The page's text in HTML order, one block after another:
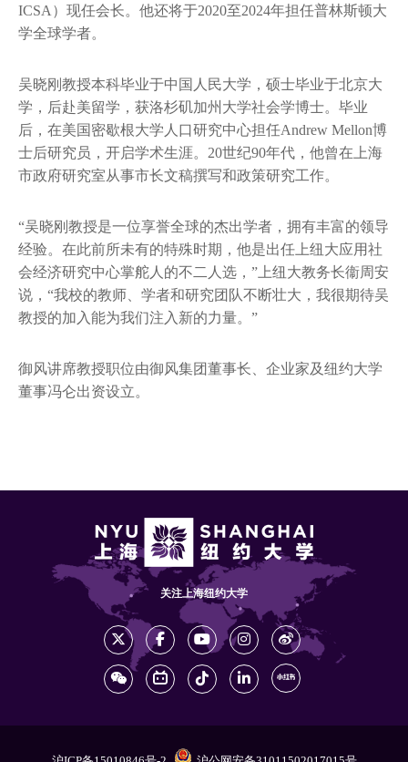
ICSA）现任会长。他还将于2020至2024年担任普林斯顿大
学全球学者。
吴晓刚教授本科毕业于中国人民大学，硕士毕业于北京大
学，后赴美留学，获洛杉矶加州大学社会学博士。毕业
后，在美国密歇根大学人口研究中心担任Andrew Mellon博
士后研究员，开启学术生涯。20世纪90年代，他曾在上海
市政府研究室从事市长文稿撰写和政策研究工作。
“吴晓刚教授是一位享誉全球的杰出学者，拥有丰富的领导
经验。在此前所未有的特殊时期，他是出任上纽大应用社
会经济研究中心掌舵人的不二人选，”上纽大教务长衞周安
说，“我校的教师、学者和研究团队不断壮大，我很期待吴
教授的加入能为我们注入新的力量。”
御风讲席教授职位由御风集团董事长、企业家及纽约大学
董事冯仑出资设立。
关注上海纽约大学